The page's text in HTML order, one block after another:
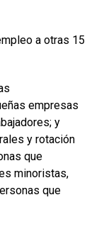
a otras 15
empresas
y
y rotación
que
minoristas,
que